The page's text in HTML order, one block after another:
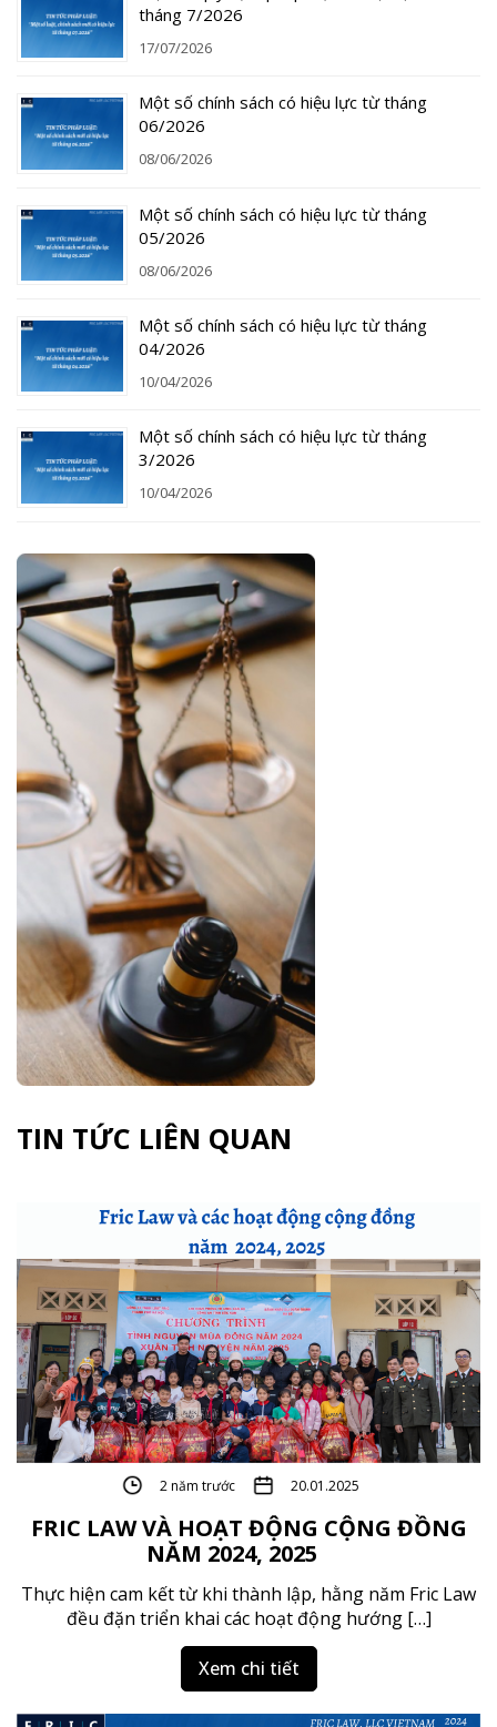
tháng 7/2026
17/07/2026
Một số chính sách có hiệu lực từ tháng
06/2026
08/06/2026
Một số chính sách có hiệu lực từ tháng
05/2026
08/06/2026
Một số chính sách có hiệu lực từ tháng
04/2026
10/04/2026
Một số chính sách có hiệu lực từ tháng
3/2026
10/04/2026
TIN TỨC LIÊN QUAN
2 năm trước 20.01.2025
FRIC LAW VÀ HOẠT ĐỘNG CỘNG ĐỒNG
NĂM 2024, 2025
Thực hiện cam kết từ khi thành lập, hằng năm Fric Law
đều đặn triển khai các hoạt động hướng […]
Xem chi tiết